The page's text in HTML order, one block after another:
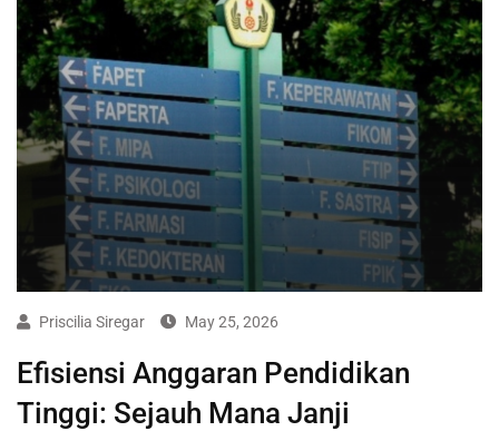
Priscilia Siregar May 25, 2026
Efisiensi Anggaran Pendidikan
Tinggi: Sejauh Mana Janji